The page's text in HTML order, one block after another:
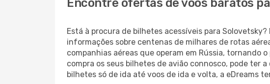
Encontre ofertas de voos baratos
Está à procura de bilhetes acessíveis para
informações sobre centenas de milhares de rotas
companhias aéreas que operam em Rússia, tornando
compra os seus bilhetes de avião connosco, pode ter
bilhetes só de ida até voos de ida e volta, a eDreams